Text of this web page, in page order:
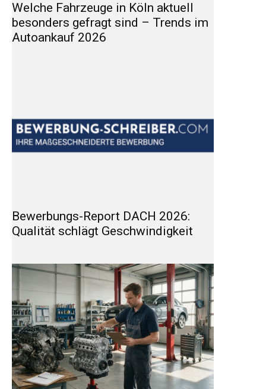
Welche Fahrzeuge in Köln aktuell
besonders gefragt sind – Trends im
Autoankauf 2026
Bewerbungs-Report DACH 2026:
Qualität schlägt Geschwindigkeit